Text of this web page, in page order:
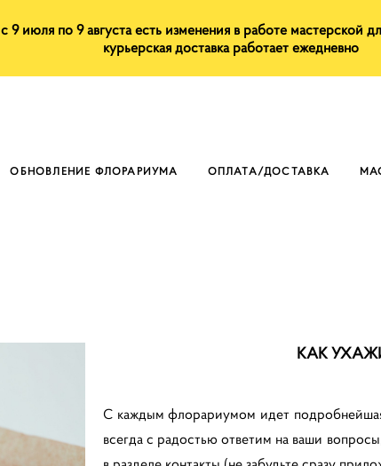
с 9 июля по 9 августа есть изменения в работе мастерской
курьерская доставка работает ежедневно
ОБНОВЛЕНИЕ ФЛОРАРИУМА ОПЛАТА/ДОСТАВКА
КАК
С каждым флорариумом идет
всегда с радостью ответим на ваши